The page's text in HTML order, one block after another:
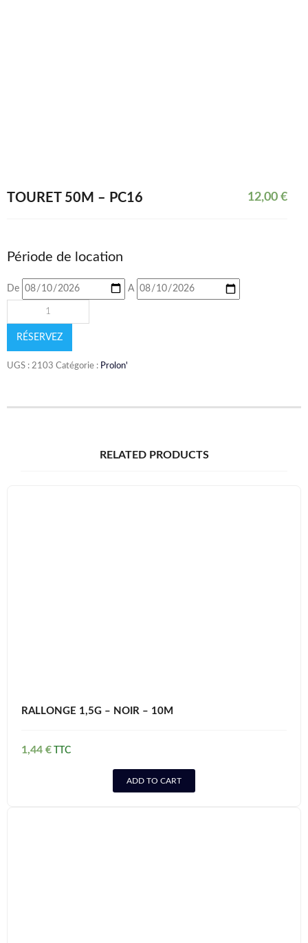
TOURET 50M – PC16 12,00 €
Période de location
De A
RÉSERVEZ
UGS : 2103 Catégorie : Prolon'
RELATED PRODUCTS
RALLONGE 1,5G – NOIR – 10M
1,44 €
ADD TO CART